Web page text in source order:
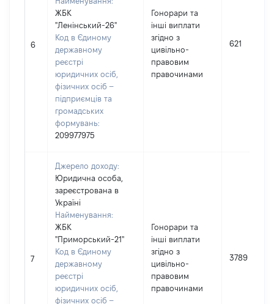
6
ЖБК
"Ленінський-26"
Код в Єдиному
державному
реєстрі
юридичних осіб,
фізичних осіб –
підприємців та
громадських
формувань:
209977975
Гонорари та
інші виплати
згідно з
цивільно-
правовим
правочинами
621
7
Джерело доходу:
Юридична особа,
зареєстрована в
Україні
Найменування:
ЖБК
"Приморський-21"
Код в Єдиному
державному
реєстрі
юридичних осіб,
фізичних осіб –
Гонорари та
інші виплати
згідно з
цивільно-
правовим
правочинами
3789